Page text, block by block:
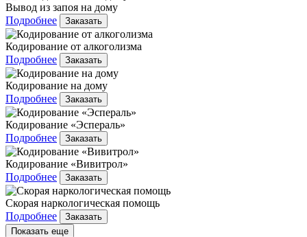
Вывод из запоя на дому
Подробнее
Заказать
Кодирование от алкоголизма
Подробнее
Заказать
Кодирование на дому
Подробнее
Заказать
Кодирование «Эспераль»
Подробнее
Заказать
Кодирование «Вивитрол»
Подробнее
Заказать
Скорая наркологическая помощь
Подробнее
Заказать
Показать еще